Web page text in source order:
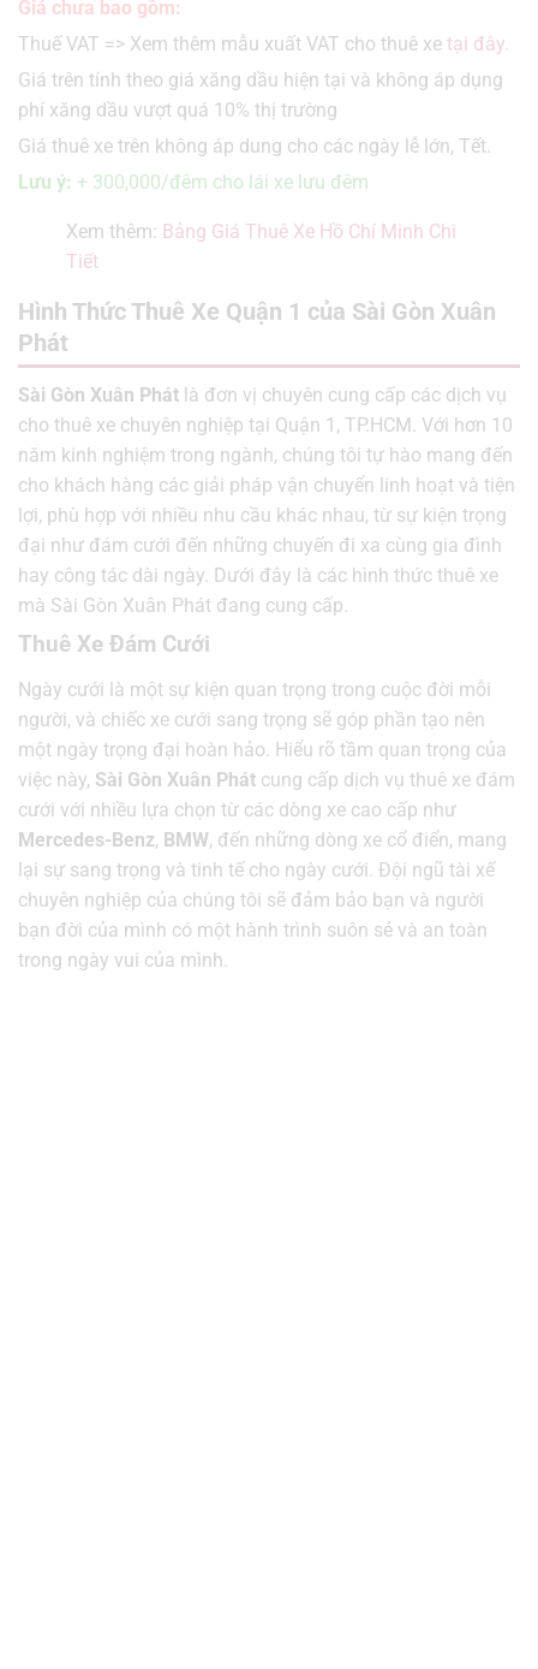
Giá chưa bao gồm:
Thuế VAT => Xem thêm mẫu xuất VAT cho thuê xe tại đây.
Giá trên tính theo giá xăng dầu hiện tại và không áp dụng
phí xăng dầu vượt quá 10% thị trường
Giá thuê xe trên không áp dung cho các ngày lễ lớn, Tết.
Lưu ý: + 300,000/đêm cho lái xe lưu đêm
Xem thêm: Bảng Giá Thuê Xe Hồ Chí Minh Chi
Tiết
Hình Thức Thuê Xe Quận 1 của Sài Gòn Xuân
Phát
Sài Gòn Xuân Phát là đơn vị chuyên cung cấp các dịch vụ
cho thuê xe chuyên nghiệp tại Quận 1, TP.HCM. Với hơn 10
năm kinh nghiệm trong ngành, chúng tôi tự hào mang đến
cho khách hàng các giải pháp vận chuyển linh hoạt và tiện
lợi, phù hợp với nhiều nhu cầu khác nhau, từ sự kiện trọng
đại như đám cưới đến những chuyến đi xa cùng gia đình
hay công tác dài ngày. Dưới đây là các hình thức thuê xe
mà Sài Gòn Xuân Phát đang cung cấp.
Thuê Xe Đám Cưới
Ngày cưới là một sự kiện quan trọng trong cuộc đời mỗi
người, và chiếc xe cưới sang trọng sẽ góp phần tạo nên
một ngày trọng đại hoàn hảo. Hiểu rõ tầm quan trọng của
việc này, Sài Gòn Xuân Phát cung cấp dịch vụ thuê xe đám
cưới với nhiều lựa chọn từ các dòng xe cao cấp như
Mercedes-Benz, BMW, đến những dòng xe cổ điển, mang
lại sự sang trọng và tinh tế cho ngày cưới. Đội ngũ tài xế
chuyên nghiệp của chúng tôi sẽ đảm bảo bạn và người
bạn đời của mình có một hành trình suôn sẻ và an toàn
trong ngày vui của mình.